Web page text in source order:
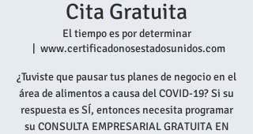
Cita Gratuita
El tiempo es por determinar
www.certificadonosestadosunidos.com
¿Tuviste que pausar tus planes de negocio en el
área de alimentos a causa del COVID-19? Si su
respuesta es SÍ, entonces necesita programar
su CONSULTA EMPRESARIAL GRATUITA EN